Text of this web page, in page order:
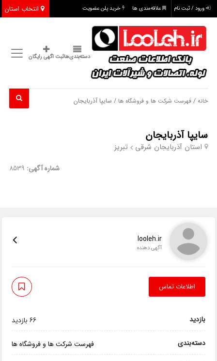
انتخاب استان ورود / ثبت نام علاقه‌مندی ها خرید پلن عضویت
دسته‌بندی‌هاثبت اگهی رایگان
خانه /فهرست شرکت ها و فروشگاه ها / سایپا آذربایجان
سایپا آذربایجان
استان آذربایجان شرقی تبریز
شماره آگهی: 8539
looleh.ir
آگهی دهنده
اطلاعات تماس
بازدید 66 بازدید
دسته‌بندی فهرست شرکت ها و فروشگاه ها